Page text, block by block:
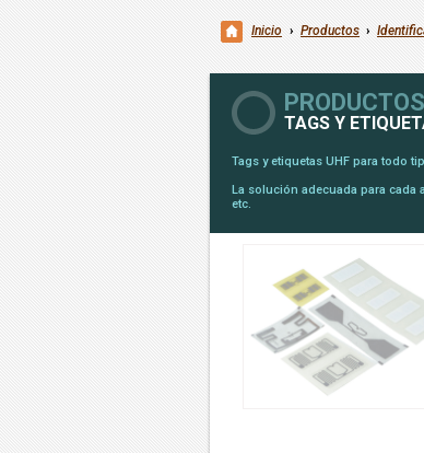
Inicio › Productos ›
PRODUCTOS
TAGS Y
Tags y etiquetas UHF para todo
La solución adecuada para cada
etc.